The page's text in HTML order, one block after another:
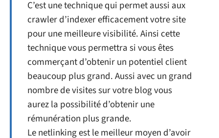
C’est une technique qui permet aussi aux
crawler d’indexer efficacement votre site
pour une meilleure visibilité. Ainsi cette
technique vous permettra si vous êtes
commerçant d’obtenir un potentiel client
beaucoup plus grand. Aussi avec un grand
nombre de visites sur votre blog vous
aurez la possibilité d’obtenir une
rémunération plus grande.
Le netlinking est le meilleur moyen d’avoir